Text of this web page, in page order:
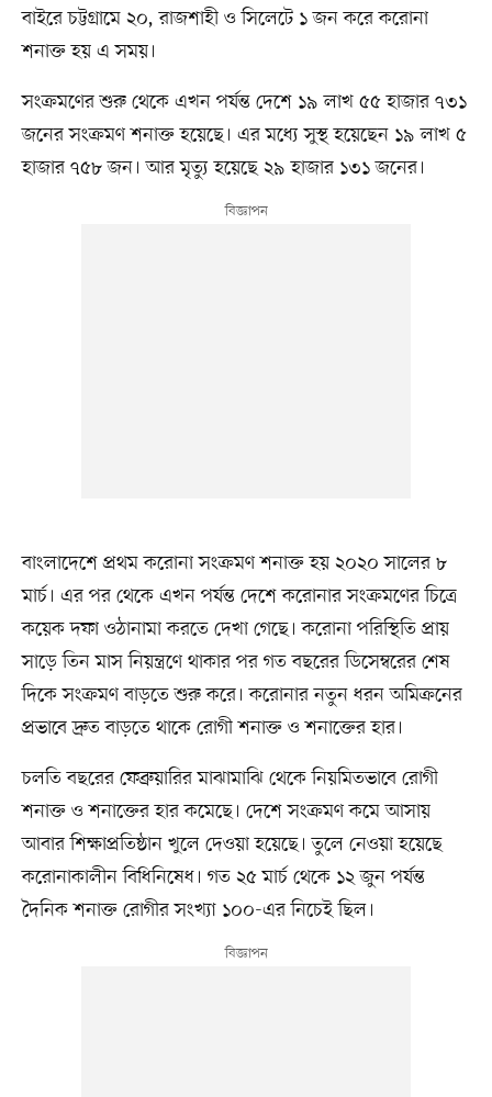
বাইরে চট্টগ্রামে ২০, রাজশাহী ও সিলেটে ১ জন করে করোনা
শনাক্ত হয় এ সময়।
সংক্রমণের শুরু থেকে এখন পর্যন্ত দেশে ১৯ লাখ ৫৫ হাজার ৭৩১
জনের সংক্রমণ শনাক্ত হয়েছে। এর মধ্যে সুস্থ হয়েছেন ১৯ লাখ ৫
হাজার ৭৫৮ জন। আর মৃত্যু হয়েছে ২৯ হাজার ১৩১ জনের।
বাংলাদেশে প্রথম করোনা সংক্রমণ শনাক্ত হয় ২০২০ সালের ৮
মার্চ। এর পর থেকে এখন পর্যন্ত দেশে করোনার সংক্রমণের চিত্রে
কয়েক দফা ওঠানামা করতে দেখা গেছে। করোনা পরিস্থিতি প্রায়
সাড়ে তিন মাস নিয়ন্ত্রণে থাকার পর গত বছরের ডিসেম্বরের শেষ
দিকে সংক্রমণ বাড়তে শুরু করে। করোনার নতুন ধরন অমিক্রনের
প্রভাবে দ্রুত বাড়তে থাকে রোগী শনাক্ত ও শনাক্তের হার।
চলতি বছরের ফেব্রুয়ারির মাঝামাঝি থেকে নিয়মিতভাবে রোগী
শনাক্ত ও শনাক্তের হার কমেছে। দেশে সংক্রমণ কমে আসায়
আবার শিক্ষাপ্রতিষ্ঠান খুলে দেওয়া হয়েছে। তুলে নেওয়া হয়েছে
করোনাকালীন বিধিনিষেধ। গত ২৫ মার্চ থেকে ১২ জুন পর্যন্ত
দৈনিক শনাক্ত রোগীর সংখ্যা ১০০-এর নিচেই ছিল।